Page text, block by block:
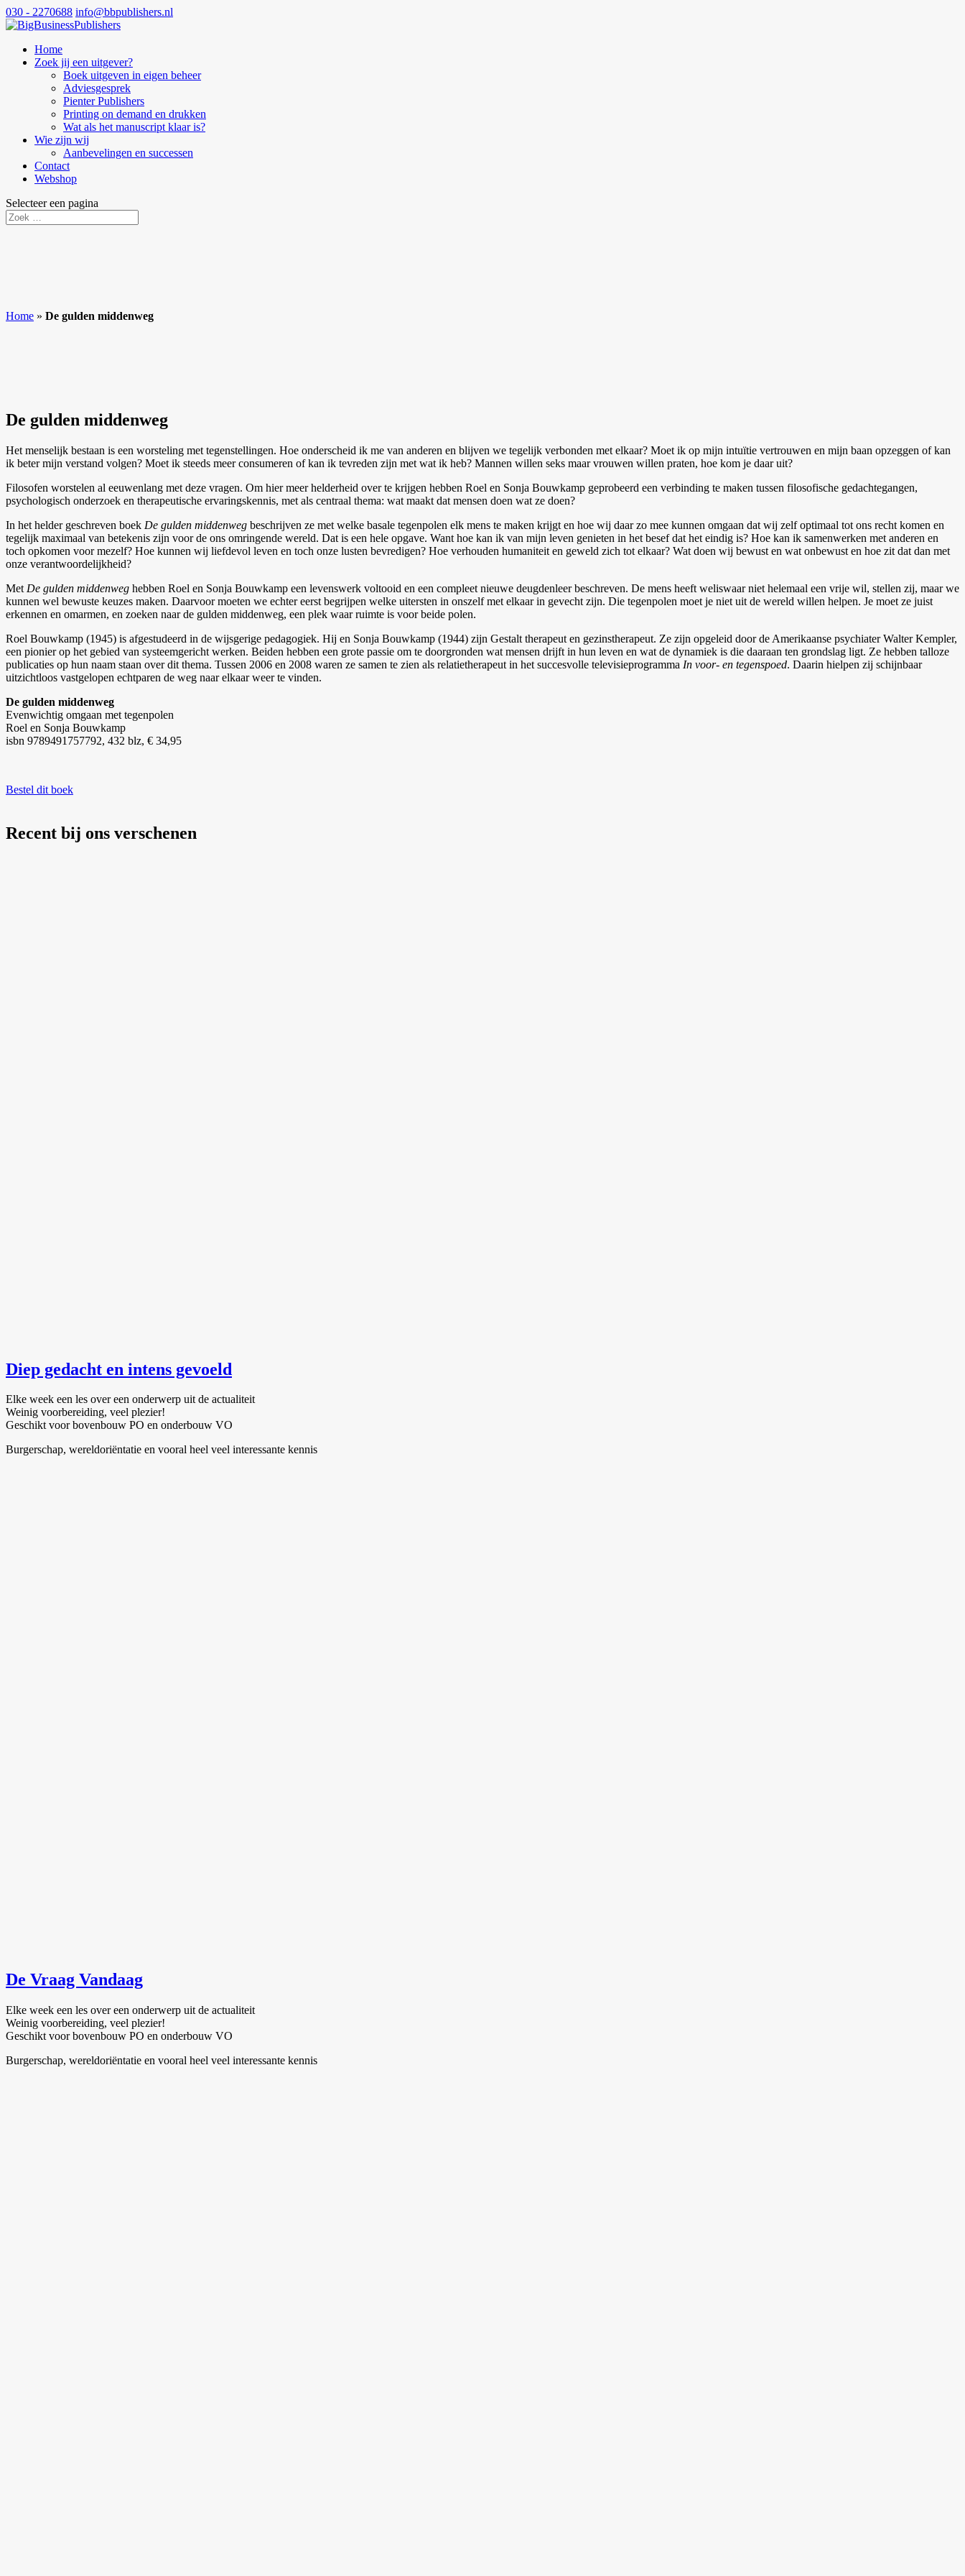
030 - 2270688 info@bbpublishers.nl
Home
Zoek jij een uitgever?
Boek uitgeven in eigen beheer
Adviesgesprek
Pienter Publishers
Printing on demand en drukken
Wat als het manuscript klaar is?
Wie zijn wij
Aanbevelingen en successen
Contact
Webshop
Selecteer een pagina
Home » De gulden middenweg
De gulden middenweg
Het menselijk bestaan is een worsteling met tegenstellingen. Hoe onderscheid ik me van anderen en blijven we tegelijk verbonden met elkaar? Moet ik op mijn intuïtie vertrouwen en mijn baan opzeggen of kan
ik beter mijn verstand volgen? Moet ik steeds meer consumeren of kan ik tevreden zijn met wat ik heb? Mannen willen seks maar vrouwen willen praten, hoe kom je daar uit?
Filosofen worstelen al eeuwenlang met deze vragen. Om hier meer helderheid over te krijgen hebben Roel en Sonja Bouwkamp geprobeerd een verbinding te maken tussen filosofische gedachtegangen,
psychologisch onderzoek en therapeutische ervaringskennis, met als centraal thema: wat maakt dat mensen doen wat ze doen?
In het helder geschreven boek De gulden middenweg beschrijven ze met welke basale tegenpolen elk mens te maken krijgt en hoe wij daar zo mee kunnen omgaan dat wij zelf optimaal tot ons recht komen en
tegelijk maximaal van betekenis zijn voor de ons omringende wereld. Dat is een hele opgave. Want hoe kan ik van mijn leven genieten in het besef dat het eindig is? Hoe kan ik samenwerken met anderen en
toch opkomen voor mezelf? Hoe kunnen wij liefdevol leven en toch onze lusten bevredigen? Hoe verhouden humaniteit en geweld zich tot elkaar? Wat doen wij bewust en wat onbewust en hoe zit dat dan met
onze verantwoordelijkheid?
Met De gulden middenweg hebben Roel en Sonja Bouwkamp een levenswerk voltooid en een compleet nieuwe deugdenleer beschreven. De mens heeft weliswaar niet helemaal een vrije wil, stellen zij, maar we
kunnen wel bewuste keuzes maken. Daarvoor moeten we echter eerst begrijpen welke uitersten in onszelf met elkaar in gevecht zijn. Die tegenpolen moet je niet uit de wereld willen helpen. Je moet ze juist
erkennen en omarmen, en zoeken naar de gulden middenweg, een plek waar ruimte is voor beide polen.
Roel Bouwkamp (1945) is afgestudeerd in de wijsgerige pedagogiek. Hij en Sonja Bouwkamp (1944) zijn Gestalt therapeut en gezinstherapeut. Ze zijn opgeleid door de Amerikaanse psychiater Walter Kempler,
een pionier op het gebied van systeemgericht werken. Beiden hebben een grote passie om te doorgronden wat mensen drijft in hun leven en wat de dynamiek is die daaraan ten grondslag ligt. Ze hebben talloze
publicaties op hun naam staan over dit thema. Tussen 2006 en 2008 waren ze samen te zien als relatietherapeut in het succesvolle televisieprogramma In voor- en tegenspoed. Daarin hielpen zij schijnbaar
uitzichtloos vastgelopen echtparen de weg naar elkaar weer te vinden.
De gulden middenweg
Evenwichtig omgaan met tegenpolen
Roel en Sonja Bouwkamp
isbn 9789491757792, 432 blz, € 34,95
Bestel dit boek
Recent bij ons verschenen
Diep gedacht en intens gevoeld
Elke week een les over een onderwerp uit de actualiteit
Weinig voorbereiding, veel plezier!
Geschikt voor bovenbouw PO en onderbouw VO
Burgerschap, wereldoriëntatie en vooral heel veel interessante kennis
De Vraag Vandaag
Elke week een les over een onderwerp uit de actualiteit
Weinig voorbereiding, veel plezier!
Geschikt voor bovenbouw PO en onderbouw VO
Burgerschap, wereldoriëntatie en vooral heel veel interessante kennis